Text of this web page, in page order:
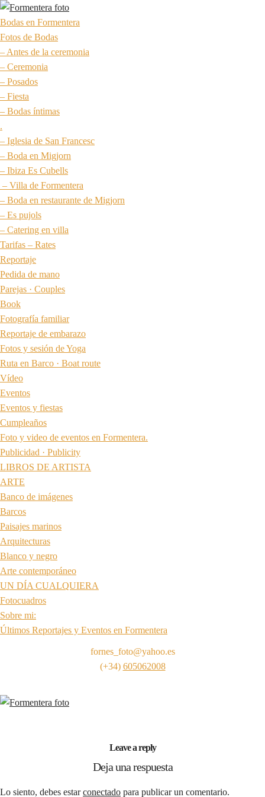
Bodas en Formentera
Fotos de Bodas
– Antes de la ceremonia
– Ceremonia
– Posados
– Fiesta
– Bodas íntimas
.
– Iglesia de San Francesc
– Boda en Migjorn
– Ibiza Es Cubells
– Villa de Formentera
– Boda en restaurante de Migjorn
– Es pujols
– Catering en villa
Tarifas – Rates
Reportaje
Pedida de mano
Parejas · Couples
Book
Fotografía familiar
Reportaje de embarazo
Fotos y sesión de Yoga
Ruta en Barco · Boat route
Vídeo
Eventos
Eventos y fiestas
Cumpleaños
Foto y video de eventos en Formentera.
Publicidad · Publicity
LIBROS DE ARTISTA
ARTE
Banco de imágenes
Barcos
Paisajes marinos
Arquitecturas
Blanco y negro
Arte contemporáneo
UN DÍA CUALQUIERA
Fotocuadros
Sobre mi:
Últimos Reportajes y Eventos en Formentera
fornes_foto@yahoo.es
(+34) 605062008
Leave a reply
Deja una respuesta
Lo siento, debes estarconectado para publicar un comentario.